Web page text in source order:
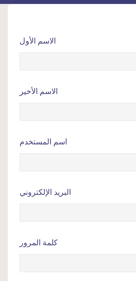
الاسم الأول
الاسم الأخير
اسم المستخدم
البريد الإلكتروني
كلمة المرور